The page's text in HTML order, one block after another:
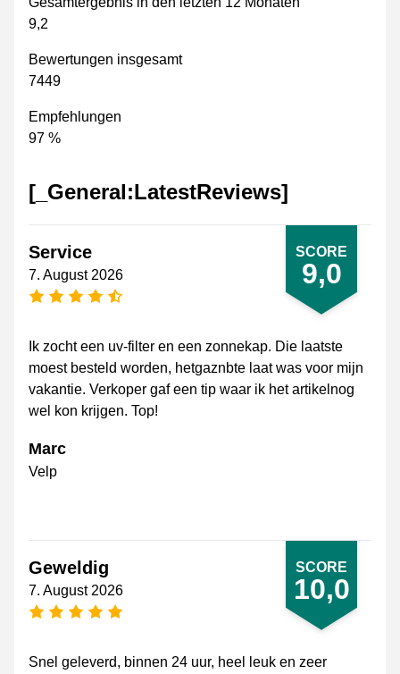
9,2
Bewertungen insgesamt
7449
Empfehlungen
97 %
[_General:LatestReviews]
SCORE
9,0
Service
7. August 2026
[_General:NumberOfStarsPluralFormat]
Ik zocht een uv-filter en een zonnekap. Die laatste
moest besteld worden, hetgaznbte laat was voor mijn
vakantie. Verkoper gaf een tip waar ik het artikelnog
wel kon krijgen. Top!
Marc
Velp
SCORE
10,0
Geweldig
7. August 2026
[_General:NumberOfStarsPluralFormat]
Snel geleverd, binnen 24 uur, heel leuk en zeer